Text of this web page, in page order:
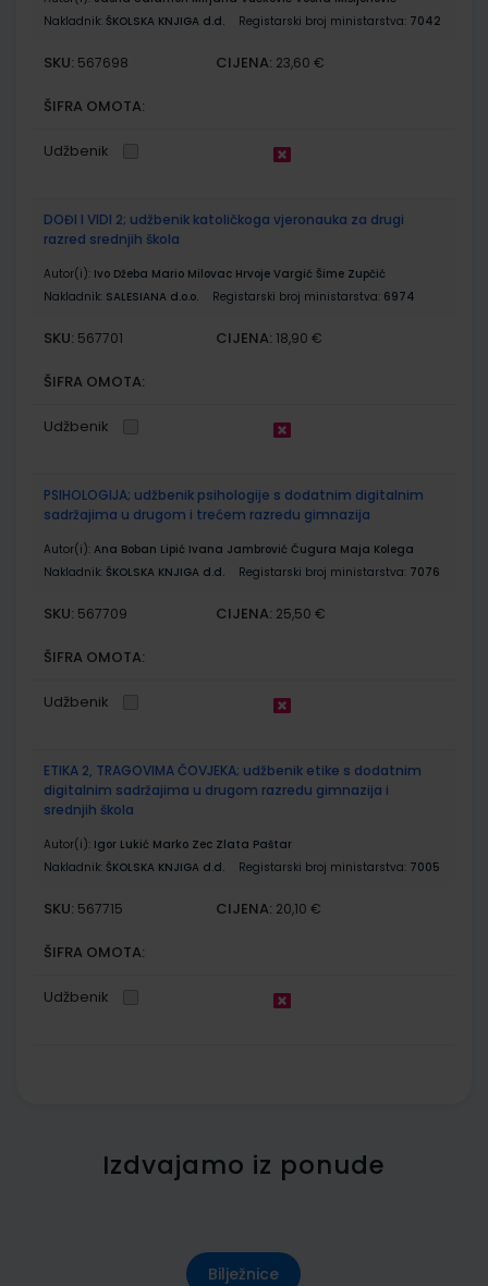
Nakladnik: ŠKOLSKA KNJIGA d.d. Registarski broj ministarstva: 7042
SKU: 567698 CIJENA: 23,60 €
ŠIFRA OMOTA:
Udžbenik
DOĐI I VIDI 2; udžbenik katoličkoga vjeronauka za drugi
razred srednjih škola
Autor(i): Ivo Džeba Mario Milovac Hrvoje Vargić Šime Zupčić
Nakladnik: SALESIANA d.o.o. Registarski broj ministarstva: 6974
SKU: 567701 CIJENA: 18,90 €
ŠIFRA OMOTA:
Udžbenik
PSIHOLOGIJA; udžbenik psihologije s dodatnim digitalnim
sadržajima u drugom i trećem razredu gimnazija
Autor(i): Ana Boban Lipić Ivana Jambrović Čugura Maja Kolega
Nakladnik: ŠKOLSKA KNJIGA d.d. Registarski broj ministarstva: 7076
SKU: 567709 CIJENA: 25,50 €
ŠIFRA OMOTA:
Udžbenik
ETIKA 2, TRAGOVIMA ČOVJEKA; udžbenik etike s dodatnim
digitalnim sadržajima u drugom razredu gimnazija i
srednjih škola
Autor(i): Igor Lukić Marko Zec Zlata Paštar
Nakladnik: ŠKOLSKA KNJIGA d.d. Registarski broj ministarstva: 7005
SKU: 567715 CIJENA: 20,10 €
ŠIFRA OMOTA:
Udžbenik
Izdvajamo iz ponude
Bilježnice